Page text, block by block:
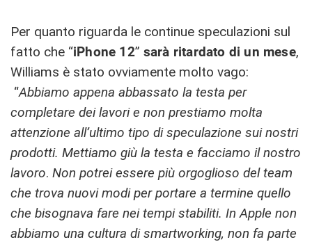
Per quanto riguarda le continue speculazioni sul
fatto che “iPhone 12” sarà ritardato di un mese,
Williams è stato ovviamente molto vago:
“Abbiamo appena abbassato la testa per
completare dei lavori e non prestiamo molta
attenzione all’ultimo tipo di speculazione sui nostri
prodotti. Mettiamo giù la testa e facciamo il nostro
lavoro. Non potrei essere più orgoglioso del team
che trova nuovi modi per portare a termine quello
che bisognava fare nei tempi stabiliti. In Apple non
abbiamo una cultura di smartworking, non fa parte